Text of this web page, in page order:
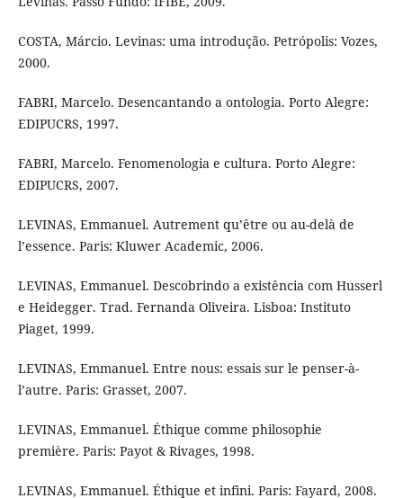
COSTA, Márcio. Levinas: uma introdução. Petrópolis: Vozes,
2000.
FABRI, Marcelo. Desencantando a ontologia. Porto Alegre:
EDIPUCRS, 1997.
FABRI, Marcelo. Fenomenologia e cultura. Porto Alegre:
EDIPUCRS, 2007.
LEVINAS, Emmanuel. Autrement qu’être ou au-delà de
l’essence. Paris: Kluwer Academic, 2006.
LEVINAS, Emmanuel. Descobrindo a existência com Husserl
e Heidegger. Trad. Fernanda Oliveira. Lisboa: Instituto
Piaget, 1999.
LEVINAS, Emmanuel. Entre nous: essais sur le penser-à-
l’autre. Paris: Grasset, 2007.
LEVINAS, Emmanuel. Éthique comme philosophie
première. Paris: Payot & Rivages, 1998.
LEVINAS, Emmanuel. Éthique et infini. Paris: Fayard, 2008.